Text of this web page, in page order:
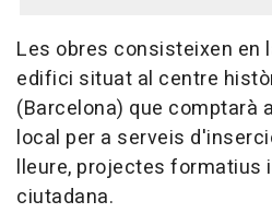
Les obres consisteixen en
edifici situat al centre
(Barcelona) que comptarà
local per a serveis
lleure, projectes formatius
ciutadana.